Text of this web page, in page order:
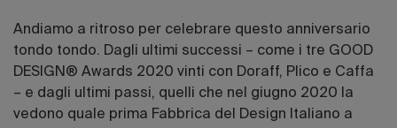
Andiamo a ritroso per celebrare questo anniversario
tondo tondo. Dagli ultimi successi – come i tre GOOD
DESIGN® Awards 2020 vinti con Doraff, Plico e Caffa
– e dagli ultimi passi, quelli che nel giugno 2020 la
vedono quale prima Fabbrica del Design Italiano a